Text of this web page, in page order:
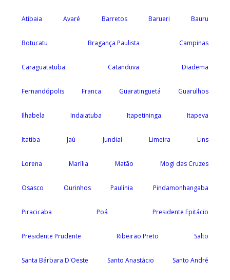
Atibaia Avaré Barretos Barueri Bauru
Botucatu Bragança Paulista Campinas
Caraguatatuba Catanduva Diadema
Fernandópolis Franca Guaratinguetá Guarulhos
Ilhabela Indaiatuba Itapetininga Itapeva
Itatiba Jaú Jundiaí Limeira Lins
Lorena Marília Matão Mogi das Cruzes
Osasco Ourinhos Paulínia Pindamonhangaba
Piracicaba Poá Presidente Epitácio
Presidente Prudente Ribeirão Preto Salto
Santa Bárbara D'Oeste Santo Anastácio Santo André